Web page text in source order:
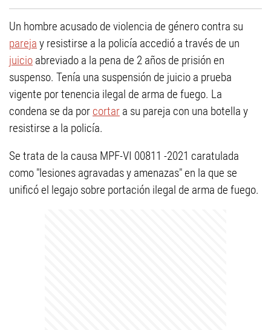
Un hombre acusado de violencia de género contra su
pareja y resistirse a la policía accedió a través de un
juicio abreviado a la pena de 2 años de prisión en
suspenso. Tenía una suspensión de juicio a prueba
vigente por tenencia ilegal de arma de fuego. La
condena se da por cortar a su pareja con una botella y
resistirse a la policía.
Se trata de la causa MPF-VI 00811 -2021 caratulada
como "lesiones agravadas y amenazas" en la que se
unificó el legajo sobre portación ilegal de arma de fuego.